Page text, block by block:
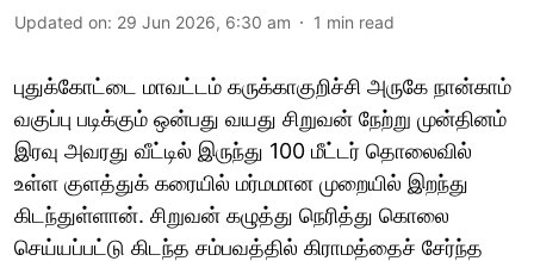
Updated on: 29 Jun 2026, 6:30 am 1 min read
புதுக்கோட்டை மாவட்டம் கருக்காகுறிச்சி அருகே நான்காம்
வகுப்பு படிக்கும் ஒன்பது வயது சிறுவன் நேற்று முன்தினம்
இரவு அவரது வீட்டில் இருந்து 100 மீட்டர் தொலைவில்
உள்ள குளத்துக் கரையில் மர்மமான முறையில் இறந்து
கிடந்துள்ளான். சிறுவன் கழுத்து நெரித்து கொலை
செய்யப்பட்டு கிடந்த சம்பவத்தில் கிராமத்தைச் சேர்ந்த